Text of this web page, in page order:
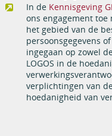
In de Kennisgeving
ons engagement
het gebied van de
persoonsgegevens
ingegaan op zowel
LOGOS in de
verplichtingen van
hoedanigheid van